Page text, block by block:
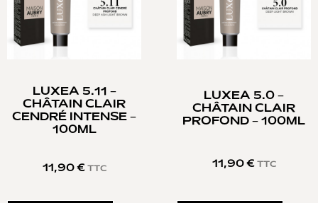
LUXEA 5.11 –
CHÂTAIN CLAIR
CENDRÉ INTENSE –
100ML
11,90 € TTC
LUXEA 5.0 –
CHÂTAIN CLAIR
PROFOND – 100ML
11,90 € TTC